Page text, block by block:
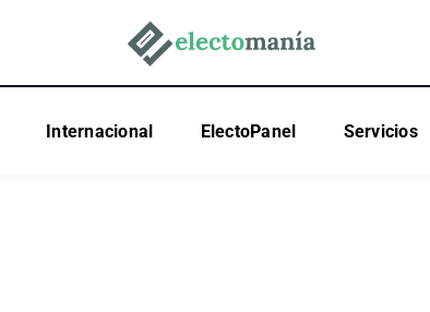
Internacional ElectoPanel Servicios